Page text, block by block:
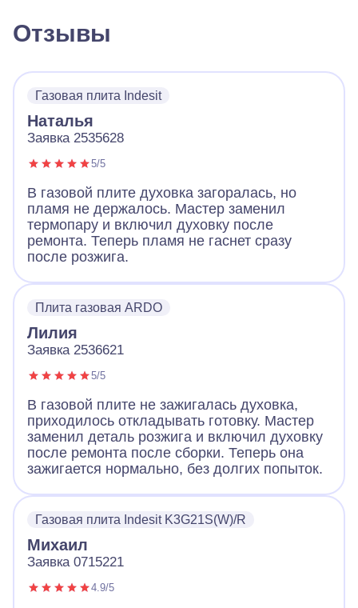
Отзывы
Газовая плита Indesit
Наталья
Заявка 2535628
5/5
В газовой плите духовка загоралась, но
пламя не держалось. Мастер заменил
термопару и включил духовку после
ремонта. Теперь пламя не гаснет сразу
после розжига.
Плита газовая ARDO
Лилия
Заявка 2536621
5/5
В газовой плите не зажигалась духовка,
приходилось откладывать готовку. Мастер
заменил деталь розжига и включил духовку
после ремонта после сборки. Теперь она
зажигается нормально, без долгих попыток.
Газовая плита Indesit K3G21S(W)/R
Михаил
Заявка 0715221
4.9/5